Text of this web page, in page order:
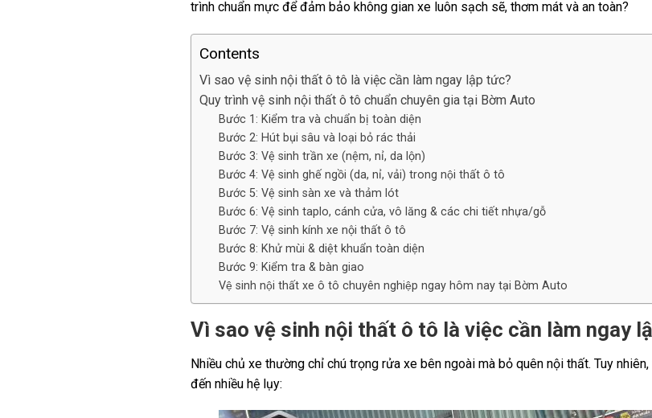
trình chuẩn mực để đảm bảo không gian xe luôn sạch sẽ, thơm mát và an toàn?
Contents
Vì sao vệ sinh nội thất ô tô là việc cần làm ngay lập tức?
Quy trình vệ sinh nội thất ô tô chuẩn chuyên gia tại Bờm Auto
Bước 1: Kiểm tra và chuẩn bị toàn diện
Bước 2: Hút bụi sâu và loại bỏ rác thải
Bước 3: Vệ sinh trần xe (nệm, nỉ, da lộn)
Bước 4: Vệ sinh ghế ngồi (da, nỉ, vải) trong nội thất ô tô
Bước 5: Vệ sinh sàn xe và thảm lót
Bước 6: Vệ sinh taplo, cánh cửa, vô lăng & các chi tiết nhựa/gỗ
Bước 7: Vệ sinh kính xe nội thất ô tô
Bước 8: Khử mùi & diệt khuẩn toàn diện
Bước 9: Kiểm tra & bàn giao
Vệ sinh nội thất xe ô tô chuyên nghiệp ngay hôm nay tại Bờm Auto
Vì sao vệ sinh nội thất ô tô là việc cần làm ngay
Nhiều chủ xe thường chỉ chú trọng rửa xe bên ngoài mà bỏ quên nội thất. Tuy
đến nhiều hệ lụy: